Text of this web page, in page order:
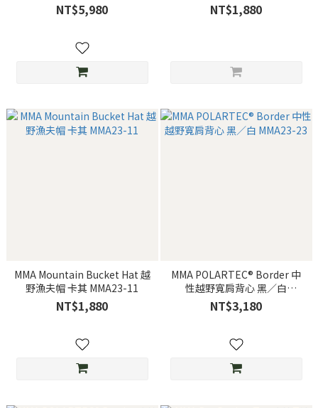
NT$5,980 NT$1,880
MMA Mountain Bucket Hat 越
野漁夫帽 卡其 MMA23-11
NT$1,880
MMA POLARTEC® Border 中
性越野寬肩背心 黑／白
MMA23-23
NT$3,180